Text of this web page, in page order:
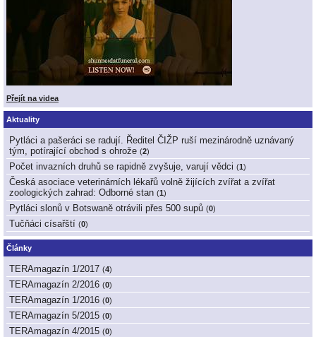
Přejít na videa
Aktuality
Pytláci a pašeráci se radují. Ředitel ČIŽP ruší mezinárodně uznávaný
tým, potírající obchod s ohrože (2)
Počet invazních druhů se rapidně zvyšuje, varují vědci (1)
Česká asociace veterinárních lékařů volně žijících zvířat a zvířat
zoologických zahrad: Odborné stan (1)
Pytláci slonů v Botswaně otrávili přes 500 supů (0)
Tučňáci císařští (0)
Články
TERAmagazín 1/2017 (4)
TERAmagazín 2/2016 (0)
TERAmagazín 1/2016 (0)
TERAmagazín 5/2015 (0)
TERAmagazín 4/2015 (0)